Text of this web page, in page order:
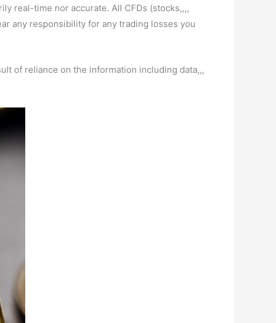
real-time nor accurate. All CFDs (stocks,,,,
any responsibility for any trading losses you
of reliance on the information including data,,,